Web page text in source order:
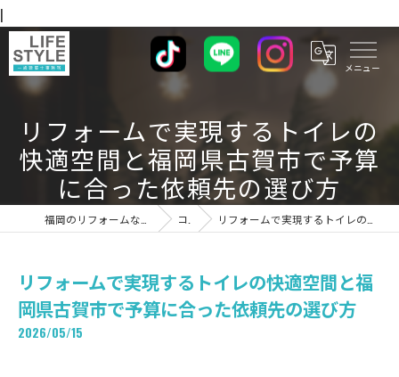
|
リフォームで実現するトイレの
快適空間と福岡県古賀市で予算
に合った依頼先の選び方
コラム リフォームで実現するトイレの快適空間と福岡県古賀市で予算に合った依頼先の選び方
リフォームで実現するトイレの快適空間と福
岡県古賀市で予算に合った依頼先の選び方
2026/05/15